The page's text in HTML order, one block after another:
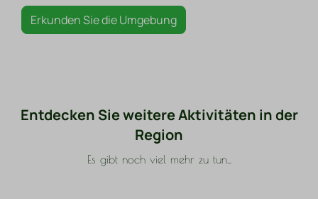
Erkunden Sie die Umgebung
Entdecken Sie weitere Aktivitäten in der
Region
Es gibt noch viel mehr zu tun...